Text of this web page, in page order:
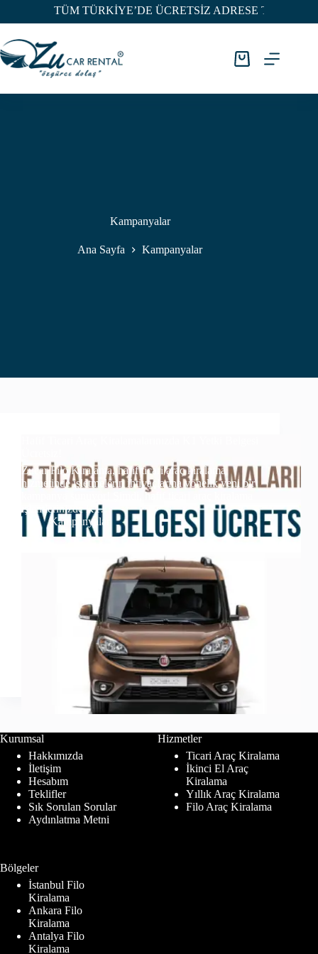
TÜM TÜRKİYE’DE ÜCRETSİZ ADRESE TESLİM
Tekliflerim
Kampanyalar
Ana Sayfa Kampanyalar
Zucar Filo Kiralama, hafif ticari araç kiralama
hizmetinde işletmelerin ihtiyaçlarına yönelik yeni bir
kampanya sunuyor! Şimdi, hafif ticari araç kiralama
işlemlerinizde K1…
Kampanyalar
Kurumsal
Hakkımızda
İletişim
Hesabım
Teklifler
Sık Sorulan Sorular
Aydınlatma Metni
Hizmetler
Ticari Araç Kiralama
İkinci El Araç
Kiralama
Yıllık Araç Kiralama
Filo Araç Kiralama
Bölgeler
İstanbul Filo
Kiralama
Ankara Filo
Kiralama
Antalya Filo
Kiralama